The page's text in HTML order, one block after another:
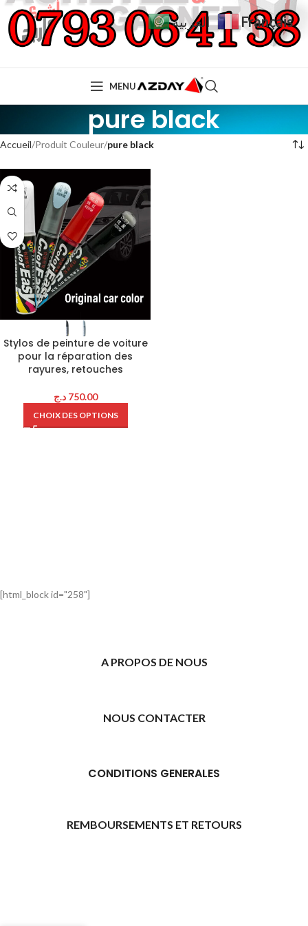
MENU
pure black
Accueil Produit Couleur pure black
Stylos de peinture de voiture
pour la réparation des
rayures, retouches
750.00 د.ج
CHOIX DES OPTIONS
[html_block id="258"]
A PROPOS DE NOUS
NOUS CONTACTER
CONDITIONS GENERALES
REMBOURSEMENTS ET RETOURS
العربية Français